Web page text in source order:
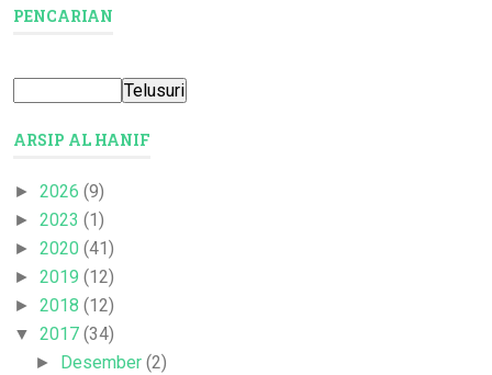
PENCARIAN
ARSIP AL HANIF
► 2026 (9)
► 2023 (1)
► 2020 (41)
► 2019 (12)
► 2018 (12)
▼ 2017 (34)
► Desember(2)